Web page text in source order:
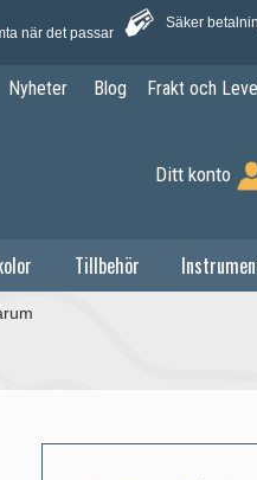
när det passar
Säker
Nyheter Blog Frakt och
Ditt konto
Tillbehör